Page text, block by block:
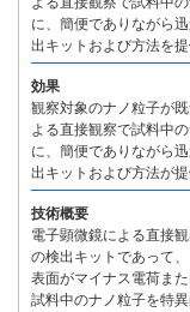
に、簡便でありながら
出キットおよび方法を提
効果
観察対象のナノ粒子が
よる直接観察で試料中
に、簡便でありながら
出キットおよび方法が提
技術概要
電子顕微鏡による直接
の検出キットであって、
表面がマイナス電荷ま
試料中のナノ粒子を特